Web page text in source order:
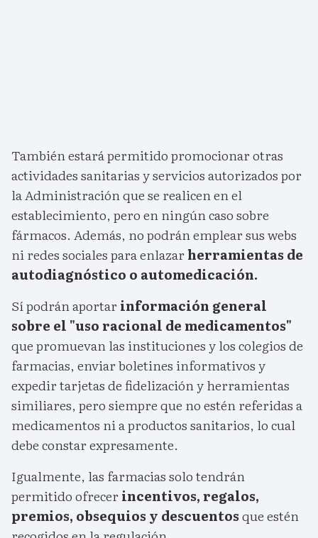
También estará permitido promocionar otras
actividades sanitarias y servicios autorizados por
la Administración que se realicen en el
establecimiento, pero en ningún caso sobre
fármacos. Además, no podrán emplear sus webs
ni redes sociales para enlazarherramientas de
autodiagnóstico o automedicación.
Sí podrán aportarinformación general
sobre el "uso racional de medicamentos"
que promuevan las instituciones y los colegios de
farmacias, enviar boletines informativos y
expedir tarjetas de fidelización y herramientas
similiares, pero siempre que no estén referidas a
medicamentos ni a productos sanitarios, lo cual
debe constar expresamente.
Igualmente, las farmacias solo tendrán
permitido ofrecerincentivos, regalos,
premios, obsequios y descuentosque estén